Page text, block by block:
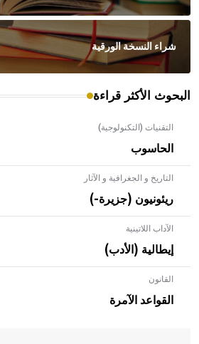
شراء النسخة الورقية
البحوث الأكثر قراءة
التقنيات (التكنولوجية)
الحاسوب
التاريخ و الجغرافية و الآثار
ريئونيون (جزيرة-)
الآداب اللاتينية
إيطالية (الأدب)
القانون
القواعد الآمرة
- هل تعلم أن الأبلق نوع من الفنون
بالعمارة الإسلامية في بلاد الشام
المعمار على بناء مداميكه وخاصة في